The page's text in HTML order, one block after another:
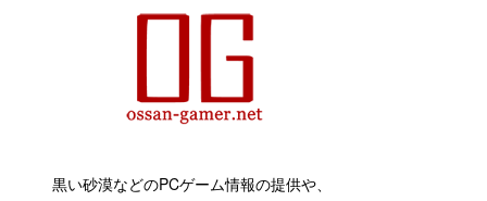
黒い砂漠などのPCゲーム情報の提供や、